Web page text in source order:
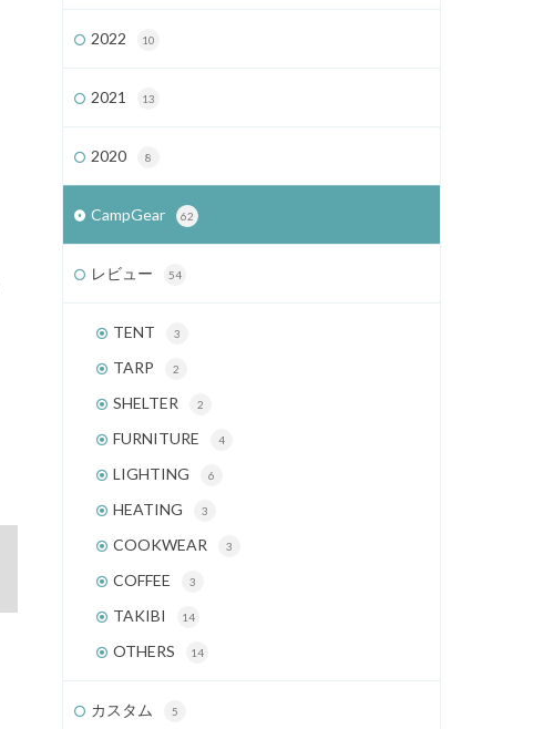
2022 10
2021 13
2020 8
CampGear 62
レビュー 54
TENT 3
TARP 2
SHELTER 2
FURNITURE 4
LIGHTING 6
HEATING 3
COOKWEAR 3
COFFEE 3
TAKIBI 14
OTHERS 14
カスタム 5